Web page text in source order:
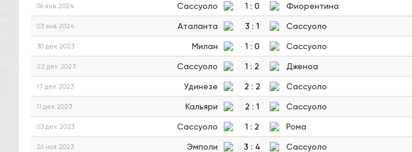
06 янв 2024 Сассуоло 1 : 0 Фиорентина
03 янв 2024 Аталанта 3 : 1 Сассуоло
30 дек 2023 Милан 1 : 0 Сассуоло
22 дек 2023 Сассуоло 1 : 2 Дженоа
17 дек 2023 Удинезе 2 : 2 Сассуоло
11 дек 2023 Кальяри 2 : 1 Сассуоло
03 дек 2023 Сассуоло 1 : 2 Рома
26 ноя 2023 Эмполи 3 : 4 Сассуоло